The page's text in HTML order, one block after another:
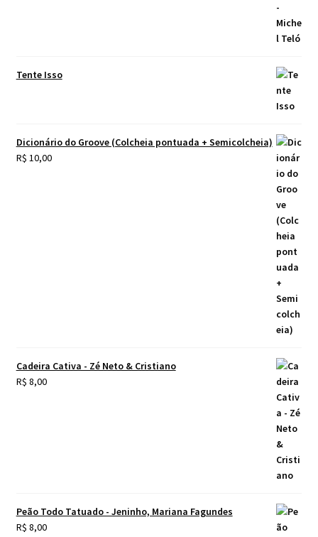
Tente Isso
Dicionário do Groove (Colcheia pontuada + Semicolcheia)
R$ 10,00
Cadeira Cativa - Zé Neto & Cristiano
R$ 8,00
Peão Todo Tatuado - Jeninho, Mariana Fagundes
R$ 8,00